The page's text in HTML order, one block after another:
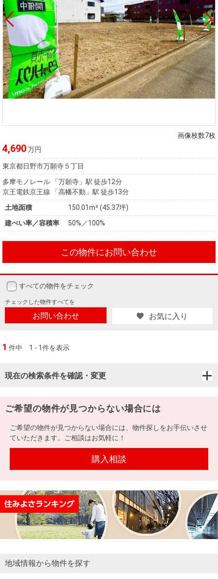
す
購入向け
サービス
住宅ロー
ンシミュ
レーショ
ン
住まい1プ
ラス（お
役立ちコ
ラム）
税金の本
（電子ブ
ック）
売却向け
サービス
周辺相場
検索
住まい1プ
ラス（お
役立ちコ
ラム）
住まいと
暮らしの
税金の本
売却ガイ
ド
画像枚数7枚
4,690万円
東京都日野市万願寺５丁目
多摩モノレール 「万願寺」駅 徒歩12分
京王電鉄京王線 「高幡不動」駅 徒歩13分
土地面積
150.01m² (45.37坪)
建ぺい率／容積率
50%／100%
この物件にお問い合わせ
すべての物件をチェック
チェックした物件すべてを
お問い合わせ お気に入り
1 件中 1 - 1件を表示
現在の検索条件を確認・変更
ご希望の物件が見つからない場合には
ご希望の物件が見つからない場合には、物件探しをお手伝いさせ
ていただきます。ご相談はお気軽に！
購入相談
地域情報から物件を探す